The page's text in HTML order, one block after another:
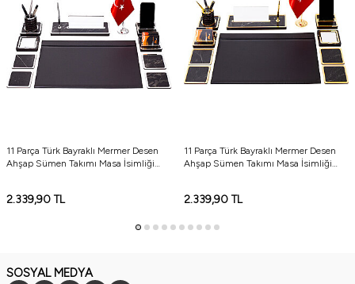
11 Parça Türk Bayraklı Mermer Desen
Ahşap Sümen Takımı Masa İsimliği
2.339,90 TL
11 Parça Türk Bayraklı Mermer Desen
Ahşap Sümen Takımı Masa İsimliği
2.339,90TL
SOSYAL MEDYA